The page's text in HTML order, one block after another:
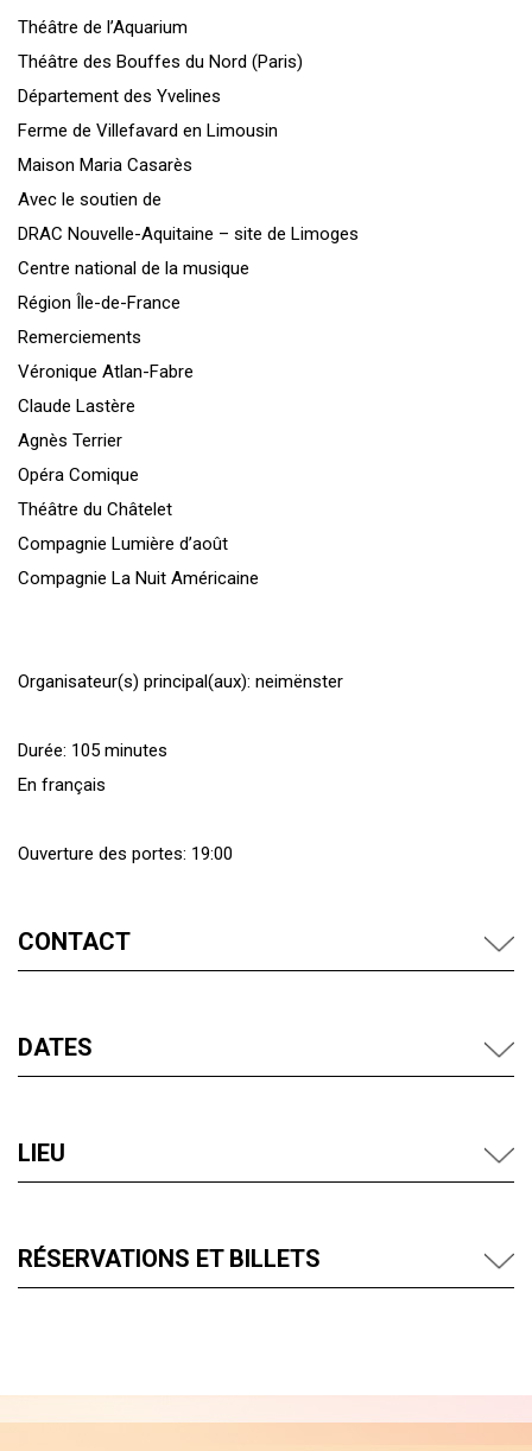
Théâtre de l’Aquarium
Théâtre des Bouffes du Nord (Paris)
Département des Yvelines
Ferme de Villefavard en Limousin
Maison Maria Casarès
Avec le soutien de
DRAC Nouvelle-Aquitaine – site de Limoges
Centre national de la musique
Région Île-de-France
Remerciements
Véronique Atlan-Fabre
Claude Lastère
Agnès Terrier
Opéra Comique
Théâtre du Châtelet
Compagnie Lumière d’août
Compagnie La Nuit Américaine
Organisateur(s) principal(aux): neimënster
Durée: 105 minutes
En français
Ouverture des portes: 19:00
CONTACT
DATES
LIEU
RÉSERVATIONS ET BILLETS